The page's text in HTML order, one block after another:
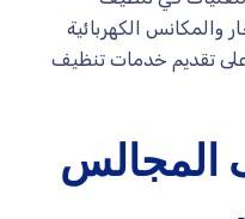
والمكانس الكهربائية
تقديم خدمات تنظيف